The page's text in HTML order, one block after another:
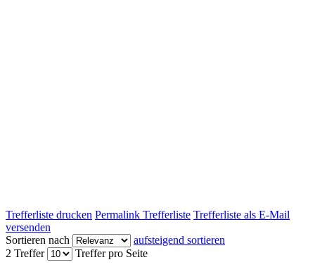
Trefferliste drucken Permalink Trefferliste Trefferliste als E-Mail
versenden
Sortieren nach
aufsteigend sortieren
2 Treffer
Treffer pro Seite